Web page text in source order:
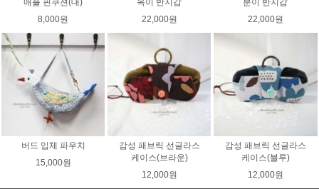
8,000원
22,000원
22,000원
버드 입체 파우치
15,000원
감성 패브릭 선글라스
케이스(브라운)
12,000원
감성 패브릭 선글라스
케이스(블루)
12,000원